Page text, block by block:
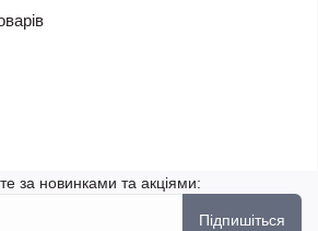
за новинками та акціями:
Підпишіться